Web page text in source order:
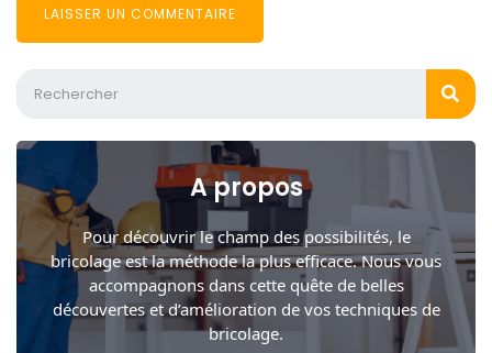
A propos
Pour découvrir le champ des possibilités, le
bricolage est la méthode la plus efficace. Nous vous
accompagnons dans cette quête de belles
découvertes et d’amélioration de vos techniques de
bricolage.